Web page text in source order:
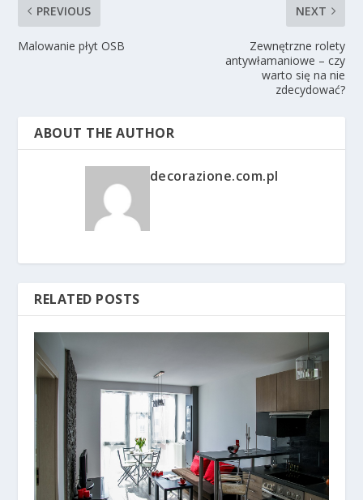
PREVIOUS
Malowanie płyt OSB
NEXT
Zewnętrzne rolety
antywłamaniowe – czy
warto się na nie
zdecydować?
ABOUT THE AUTHOR
decorazione.com.pl
RELATED POSTS